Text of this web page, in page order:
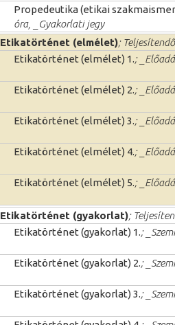
Propedeutika (etikai
óra, _Gyakorlati jegy
Etikatörténet (elmélet);
Etikatörténet (elmélet) 1.;
Etikatörténet (elmélet) 2.;
Etikatörténet (elmélet) 3.;
Etikatörténet (elmélet) 4.;
Etikatörténet (elmélet) 5.;
Etikatörténet (gyakorlat);
Etikatörténet (gyakorlat) 1.;
Etikatörténet (gyakorlat) 2.;
Etikatörténet (gyakorlat) 3.;